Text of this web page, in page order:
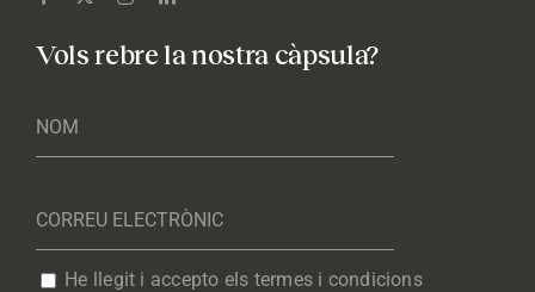
Vols rebre la nostra càpsula?
He llegit i accepto els termes i condicions